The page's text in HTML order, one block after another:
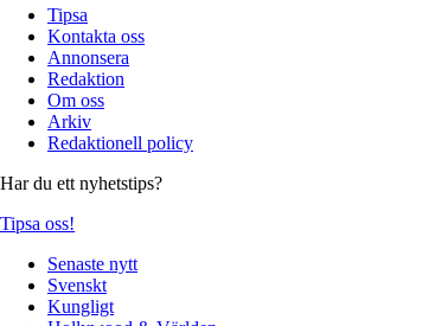
Tipsa
Kontakta oss
Annonsera
Redaktion
Om oss
Arkiv
Redaktionell policy
Har du ett nyhetstips?
Tipsa oss!
Senaste nytt
Svenskt
Kungligt